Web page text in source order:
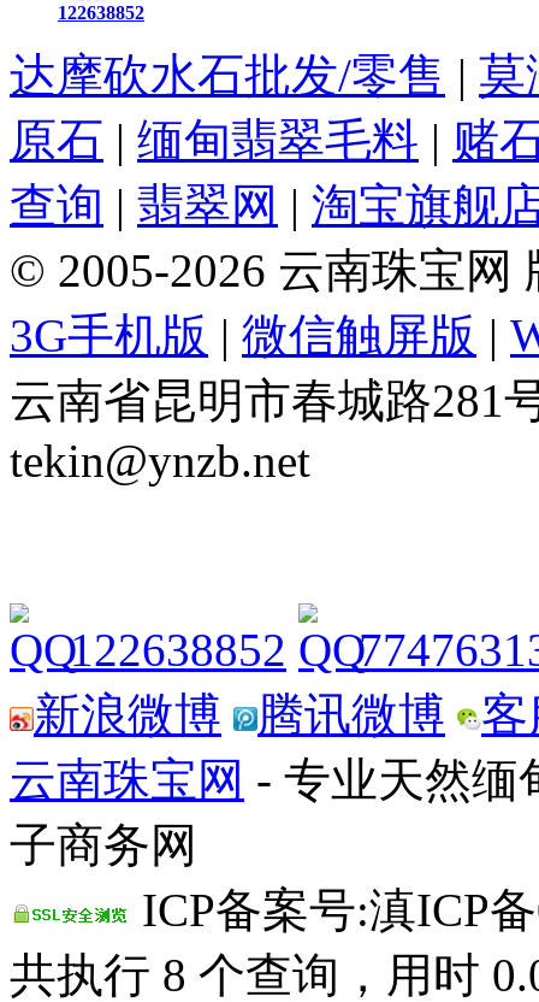
122638852
达摩砍水石批发/零售 | 莫
原石 | 缅甸翡翠毛料 | 赌
查询 | 翡翠网 | 淘宝旗舰
© 2005-2026 云南珠宝网
3G手机版 | 微信触屏版 |
云南省昆明市春城路281
tekin@ynzb.net
122638852
新浪微博
腾讯微博
云南珠宝网 - 专业天然缅
子商务网
ICP备案号:滇ICP
共执行 8 个查询，用时